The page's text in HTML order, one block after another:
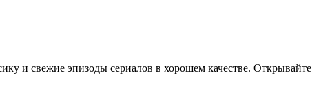
и свежие эпизоды сериалов в хорошем качестве. Открывайте